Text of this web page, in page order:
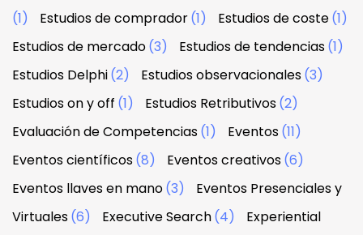
(1)
Estudios de comprador(1) Estudios de coste(1)
Estudios de mercado(3) Estudios de tendencias(1)
Estudios Delphi(2) Estudios observacionales(3)
Estudios on y off (1) Estudios Retributivos(2)
Evaluación de Competencias(1) Eventos(11)
Eventos científicos(8) Eventos creativos(6)
Eventos llaves en mano(3)
Eventos Presenciales y
Virtuales(6) Executive Search(4)
Experiential